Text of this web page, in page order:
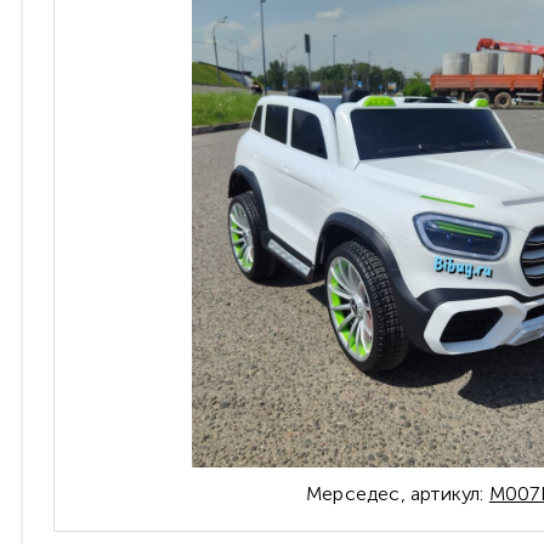
Мерседес, артикул: